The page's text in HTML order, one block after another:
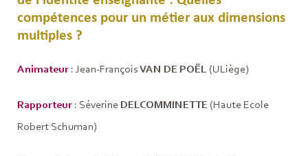
compétences pour un métier aux dimensions
multiples ?
Animateur : Jean-FrançoisVAN DE POËL (ULiège)
Rapporteur : Séverine DELCOMMINETTE (Haute Ecole
Robert Schuman)